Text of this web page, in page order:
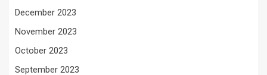
December 2023
November 2023
October 2023
September 2023